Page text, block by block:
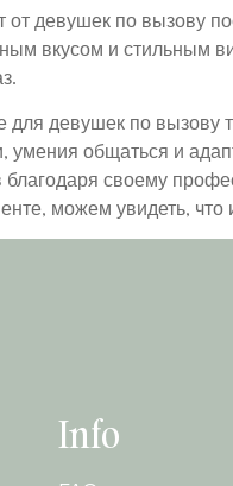
от девушек по вызову
вкусом и стильным
для девушек по
умения общаться и
своему
можем увидеть,
Info